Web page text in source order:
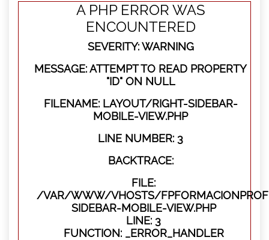
A PHP ERROR WAS
ENCOUNTERED
SEVERITY: WARNING
MESSAGE: ATTEMPT TO READ PROPERTY
"ID" ON NULL
FILENAME: LAYOUT/RIGHT-SIDEBAR-
MOBILE-VIEW.PHP
LINE NUMBER: 3
BACKTRACE:
FILE:
/VAR/WWW/VHOSTS/
SIDEBAR-MOBILE-VIEW.PHP
LINE: 3
FUNCTION: _ERROR_HANDLER